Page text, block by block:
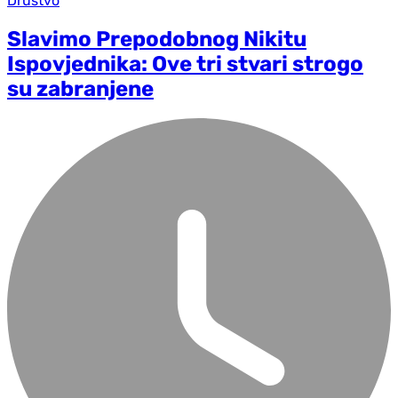
Slavimo Prepodobnog Nikitu
Ispovjednika: Ove tri stvari strogo
su zabranjene